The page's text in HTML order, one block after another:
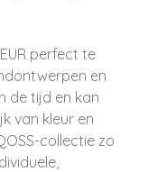
perfect te
en
de tijd en kan
van kleur en
collectie zo